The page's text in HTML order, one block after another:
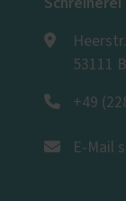
53111
+49
E-Mail